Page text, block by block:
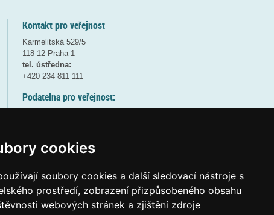
cookies
soubory cookies a další sledovací nástroje s
prostředí, zobrazení přizpůsobeného obsahu
webových stránek a zjištění zdroje
Kontakt pro veřejnost
Karmelitská 529/5
118 12 Praha 1
tel. ústředna:
+420 234 811 111
Podatelna pro veřejnost:
(více informací
Elektronická podatelna:
posta@msmtgov cz